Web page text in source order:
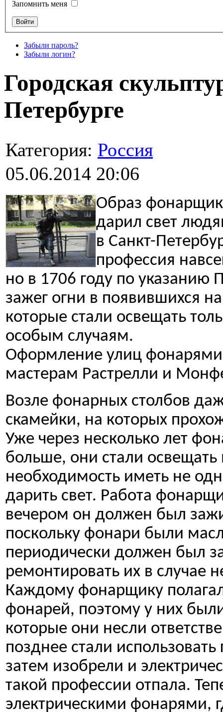
Запомнить меня
Забыли пароль?
Забыли логин?
Городская
Петербурге
Категория: Россия
05.06.2014 20:06
Образ
дарил свет
в Санкт-
профессия
но в 1706 году по указанию
зажег огни в появившихся
которые стали освещать
особым случаям.
Оформление улиц
мастерам Растрелли и
Возле фонарных столбов
скамейки, на которых
Уже через несколько лет
больше, они стали
необходимость иметь не
дарить свет. Работа
вечером он должен был
поскольку фонари были
периодически должен был
ремонтировать их в случае
Каждому фонарщику
фонарей, поэтому у них
которые они несли
позднее стали
затем изобрели и
такой профессии отпала.
электрическими фонарями,